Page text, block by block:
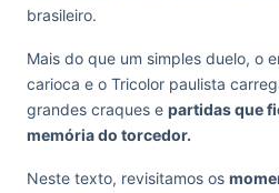
brasileiro.
Mais do que um simples duelo, o
carioca e o Tricolor paulista
grandes craques e partidas que
memória do torcedor.
Neste texto, revisitamos os